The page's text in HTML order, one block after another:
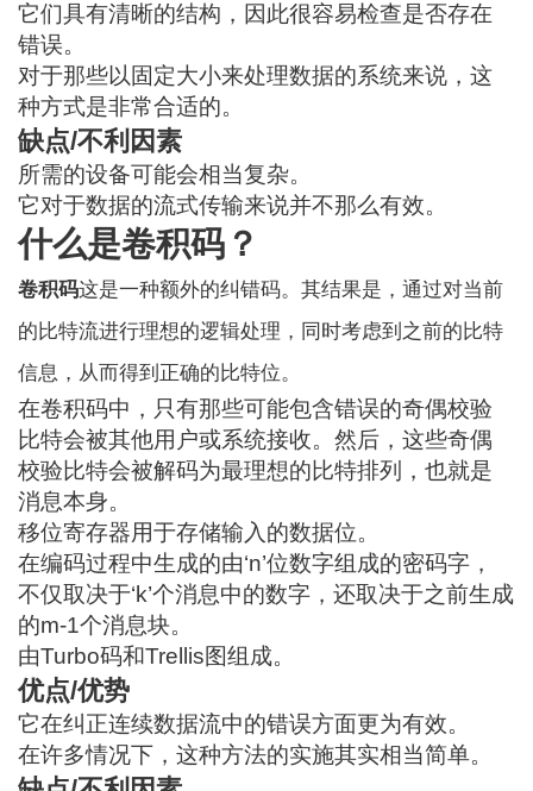
它们具有清晰的结构，因此很容易检查是否存在
错误。
对于那些以固定大小来处理数据的系统来说，这
种方式是非常合适的。
缺点/不利因素
所需的设备可能会相当复杂。
它对于数据的流式传输来说并不那么有效。
什么是卷积码？
卷积码这是一种额外的纠错码。其结果是，通过对当前
的比特流进行理想的逻辑处理，同时考虑到之前的比特
信息，从而得到正确的比特位。
在卷积码中，只有那些可能包含错误的奇偶校验
比特会被其他用户或系统接收。然后，这些奇偶
校验比特会被解码为最理想的比特排列，也就是
消息本身。
移位寄存器用于存储输入的数据位。
在编码过程中生成的由‘n’位数字组成的密码字，
不仅取决于‘k’个消息中的数字，还取决于之前生成
的m-1个消息块。
由Turbo码和Trellis图组成。
优点/优势
它在纠正连续数据流中的错误方面更为有效。
在许多情况下，这种方法的实施其实相当简单。